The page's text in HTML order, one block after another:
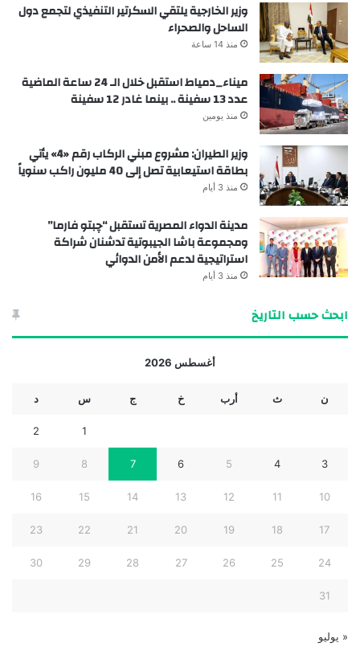
وزير الخارجية يلتقي السكرتير التنفيذي لتجمع دول
الساحل والصحراء
منذ 14 ساعة
ميناء_دمياط استقبل خلال الـ 24 ساعة الماضية
عدد 13 سفينة .. بينما غادر 12 سفينة
منذ يومين
وزير الطيران: مشروع مبني الركاب رقم «4» يأتي
بطاقة استيعابية تصل إلى 40 مليون راكب سنوياً
منذ 3 أيام
مدينة الدواء المصرية تستقبل “چبتو فارما”
ومجموعة باشا الجيبوتية تدشنان شراكة
استراتيجية لدعم الأمن الدوائي
منذ 3 أيام
ابحث حسب التاريخ
أغسطس 2026
ن ث أرب خ ج س د
1
2
3
4
5
6
7
8
9
10
11
12
13
14
15
16
17
18
19
20
21
22
23
24
25
26
27
28
29
30
31
« يوليو